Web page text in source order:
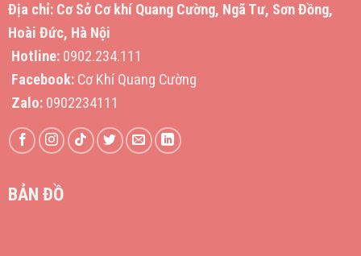
Địa chỉ:Cơ Sở Cơ khí Quang Cường, Ngã Tư, Sơn Đồng,
Hoài Đức, Hà Nội
Hotline:0902.234.111
Facebook:Cơ Khí Quang Cường
Zalo:0902234111
BẢN ĐỒ